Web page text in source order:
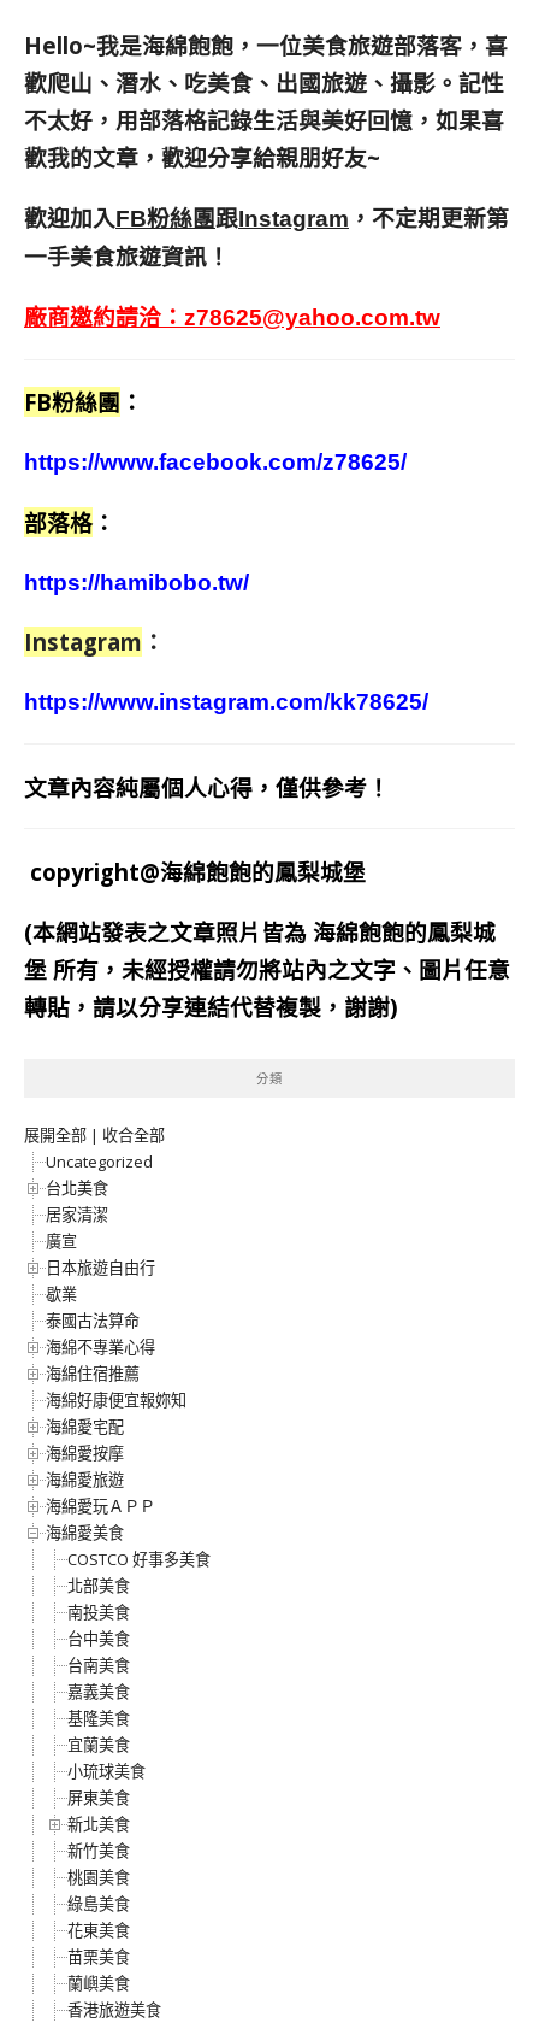
Hello~我是海綿飽飽，一位美食旅遊部落客， 喜
歡爬山、潛水、吃美食、出國旅遊、攝影。 記性
不太好，用部落格記錄生活與美好回憶， 如果喜
歡我的文章，歡迎分享給親朋好友~
歡迎加入FB粉絲團跟Instagram ，不定期更新第
一手美食旅遊資訊！
廠商邀約請洽： z78625@yahoo.com.tw
FB粉絲團 ：
https://www.facebook.com/z78625/
部落格 ：
https://hamibobo.tw/
Instagram ：
https://www.instagram.com/kk78625/
文章內容純屬個人心得，僅供參考！
copyright@海綿飽飽的鳳梨城堡
(本網站發表之文章照片皆為 海綿飽飽的鳳梨城
堡 所有，未經授權請勿將站內之文字、圖片任意
轉貼，請以分享連結代替複製，謝謝)
分類
展開全部 | 收合全部
Uncategorized
台北美食
居家清潔
廣宣
日本旅遊自由行
歇業
泰國古法算命
海綿不專業心得
海綿住宿推薦
海綿好康便宜報妳知
海綿愛宅配
海綿愛按摩
海綿愛旅遊
海綿愛玩ＡＰＰ
海綿愛美食
COSTCO 好事多美食
北部美食
南投美食
台中美食
台南美食
嘉義美食
基隆美食
宜蘭美食
小琉球美食
屏東美食
新北美食
新竹美食
桃園美食
綠島美食
花東美食
苗栗美食
蘭嶼美食
香港旅遊美食